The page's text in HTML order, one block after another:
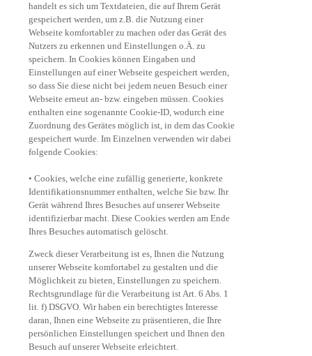
handelt es sich um Textdateien, die auf Ihrem Gerät
gespeichert werden, um z.B. die Nutzung einer
Webseite komfortabler zu machen oder das Gerät des
Nutzers zu erkennen und Einstellungen o.Ä. zu
speichern. In Cookies können Eingaben und
Einstellungen auf einer Webseite gespeichert werden,
so dass Sie diese nicht bei jedem neuen Besuch einer
Webseite erneut an- bzw. eingeben müssen. Cookies
enthalten eine sogenannte Cookie-ID, wodurch eine
Zuordnung des Gerätes möglich ist, in dem das Cookie
gespeichert wurde. Im Einzelnen verwenden wir dabei
folgende Cookies:
• Cookies, welche eine zufällig generierte, konkrete
Identifikationsnummer enthalten, welche Sie bzw. Ihr
Gerät während Ihres Besuches auf unserer Webseite
identifizierbar macht. Diese Cookies werden am Ende
Ihres Besuches automatisch gelöscht.
Zweck dieser Verarbeitung ist es, Ihnen die Nutzung
unserer Webseite komfortabel zu gestalten und die
Möglichkeit zu bieten, Einstellungen zu speichern.
Rechtsgrundlage für die Verarbeitung ist Art. 6 Abs. 1
lit. f) DSGVO. Wir haben ein berechtigtes Interesse
daran, Ihnen eine Webseite zu präsentieren, die Ihre
persönlichen Einstellungen speichert und Ihnen den
Besuch auf unserer Webseite erleichtert.